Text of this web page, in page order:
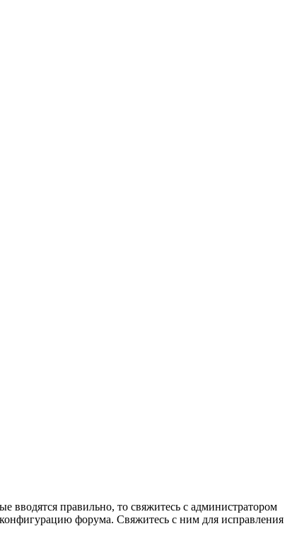
вводятся правильно, то свяжитесь с администратором
форума. Свяжитесь с ним для исправления